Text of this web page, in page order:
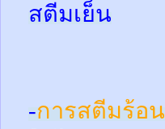
สตีมเย็น
-การสตีมร้อน